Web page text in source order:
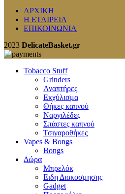
ΑΡΧΙΚΗ
Η ΕΤΑΙΡΕΙΑ
ΕΠΙΚΟΙΝΩΝΙΑ
2023 DelicateBasket.gr
Tobacco Stuff
Grinders
Αναπτήρες
Εκχύλισμα
Θήκες καπνού
Ναργιλέδες
Σπάστες καπνού
Τσιγαροθήκες
Vapes & Bongs
Bongs
Δώρα
Μπρελόκ
Eιδη Διακοσμησης
Gadget